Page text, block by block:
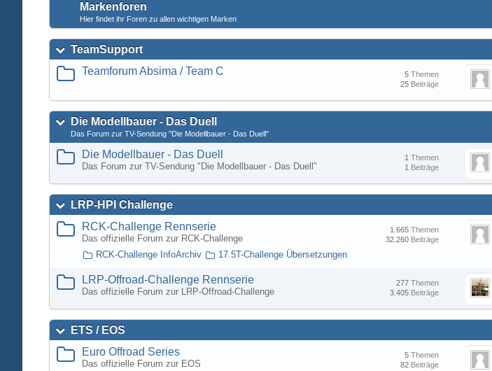
Markenforen
Hier findet ihr Foren zu allen wichtigen Marken
TeamSupport
Teamforum Absima / Team C
Themen
5
Beiträge
25
Die Modellbauer - Das Duell
Das Forum zur TV-Sendung "Die Modellbauer - Das Duell"
Die Modellbauer - Das Duell
Das Forum zur TV-Sendung "Die Modellbauer - Das Duell"
Themen
1
Beiträge
1
LRP-HPI Challenge
RCK-Challenge Rennserie
Das offizielle Forum zur RCK-Challenge
Themen
1.665
Beiträge
32.260
RCK-Challenge InfoArchiv 17.5T-Challenge Übersetzungen
LRP-Offroad-Challenge Rennserie
Das offizielle Forum zur LRP-Offroad-Challenge
Themen
277
Beiträge
3.405
ETS / EOS
Euro Offroad Series
Das offizielle Forum zur EOS
Themen
5
Beiträge
82